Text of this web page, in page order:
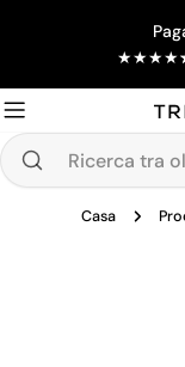
★★★★
Ricerca
Casa